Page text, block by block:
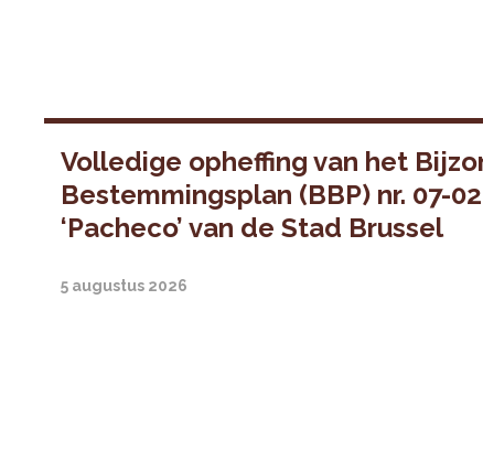
Volledige opheffing van het
Bestemmingsplan (BBP) nr. 07-02
‘Pacheco’ van de Stad Brussel
5 augustus 2026